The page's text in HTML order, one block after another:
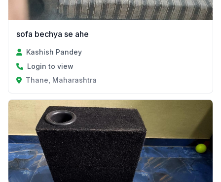
sofa bechya se ahe
Kashish Pandey
Login to view
Thane, Maharashtra